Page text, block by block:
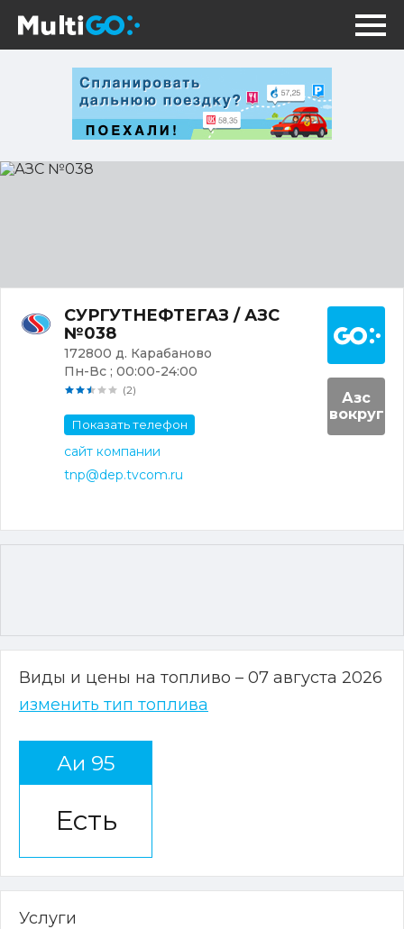
АЗС
СУРГУТНЕФТЕГАЗ / АЗС
№038
172800 д. Карабаново
Пн-Вс ; 00:00-24:00
(2)
Показать телефон
сайт компании
tnp@dep.tvcom.ru
Азс
вокруг
Виды и цены на топливо – 07 августа 2026
изменить тип топлива
Аи 95
Есть
Услуги